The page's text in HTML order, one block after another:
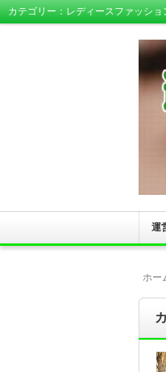
カテゴリー：レディースファッショ
運
ホー